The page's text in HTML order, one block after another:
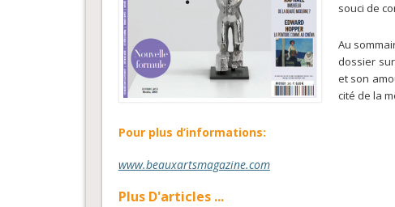
souci de
Au
dossier
et son
cité de la
Pour plus d’informations:
www.beauxartsmagazine.com
Plus D'articles ...